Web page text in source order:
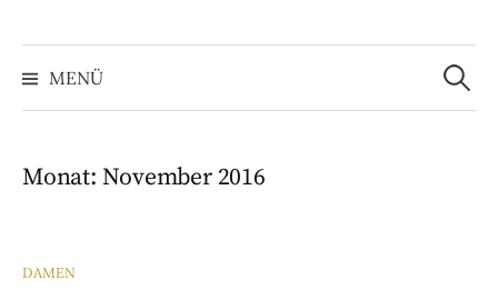
MENÜ
Suchen
nach:
Monat: November 2016
DAMEN